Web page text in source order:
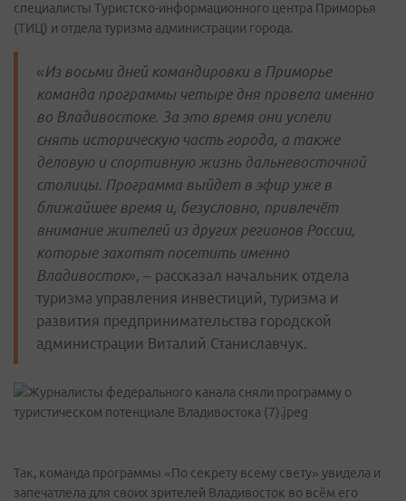
специалисты Туристско-информационного центра Приморья
(ТИЦ) и отдела туризма администрации города.
«Из восьми дней командировки в Приморье
команда программы четыре дня провела именно
во Владивостоке. За это время они успели
снять историческую часть города, а также
деловую и спортивную жизнь дальневосточной
столицы. Программа выйдет в эфир уже в
ближайшее время и, безусловно, привлечёт
внимание жителей из других регионов России,
которые захотят посетить именно
Владивосток», – рассказал начальник отдела
туризма управления инвестиций, туризма и
развития предпринимательства городской
администрации Виталий Станиславчук.
Так, команда программы «По секрету всему свету» увидела и
запечатлела для своих зрителей Владивосток во всём его